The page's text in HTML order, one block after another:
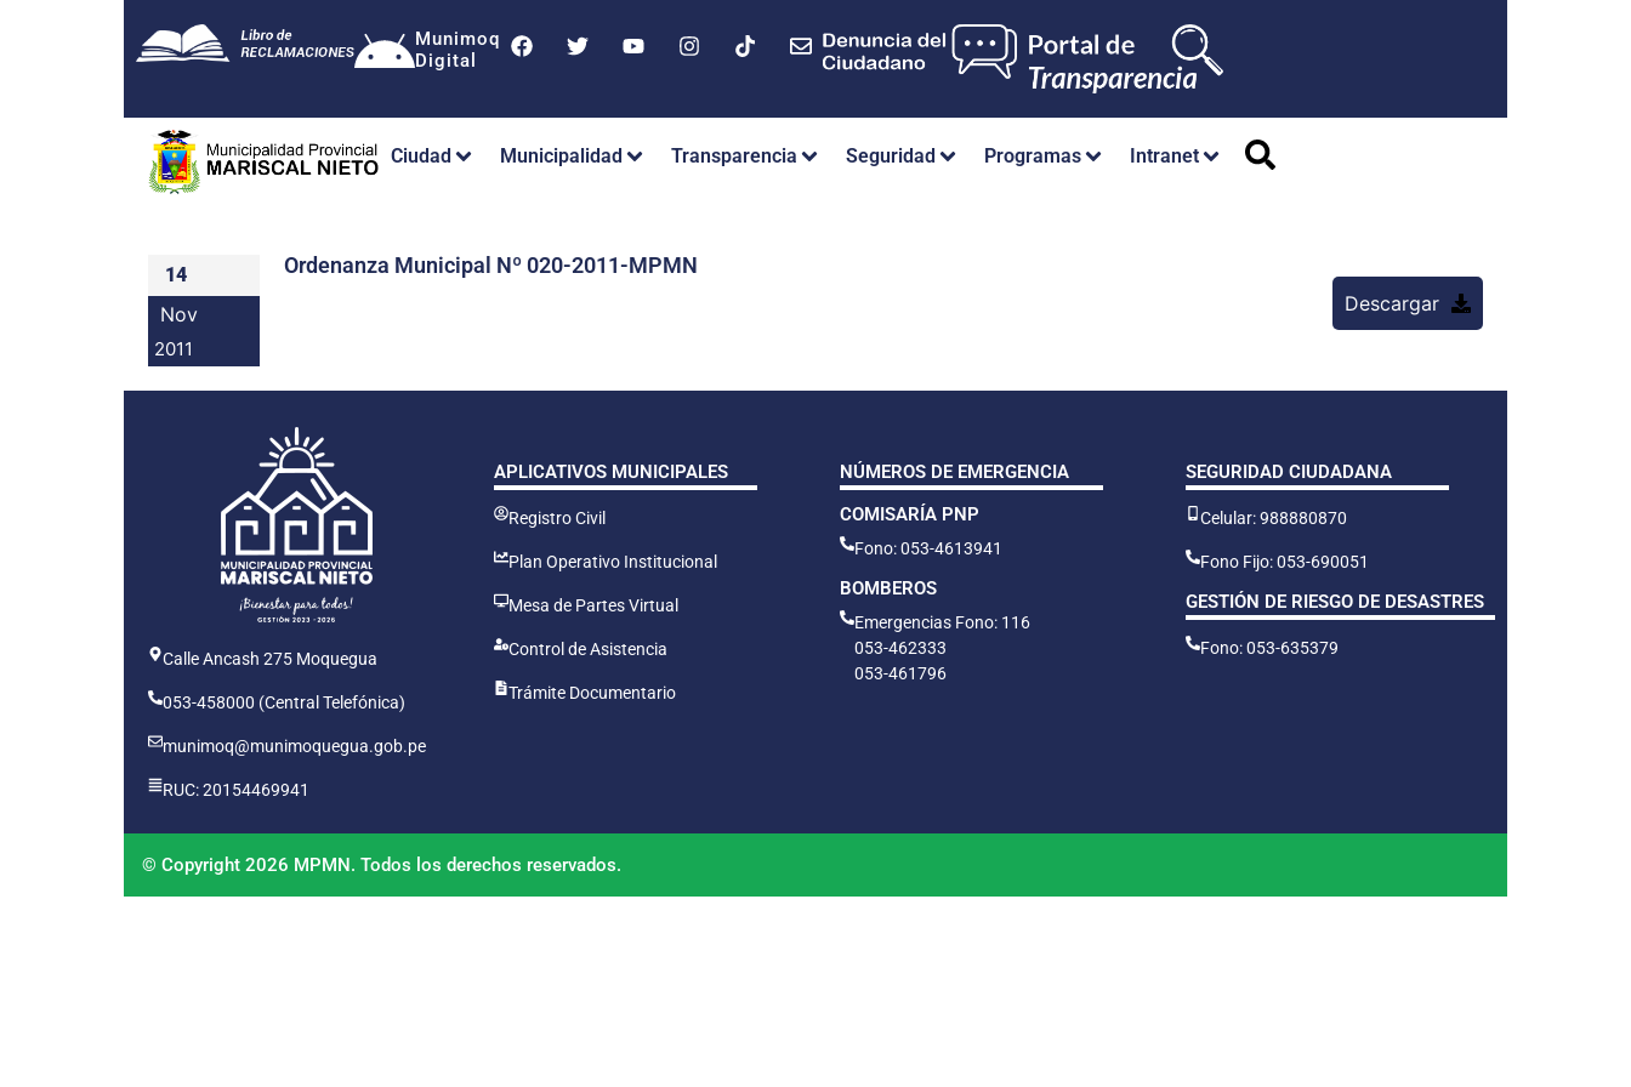
Munimoq
Digital
Ciudad Municipalidad Transparencia Seguridad Programas Intranet
14
Nov
2011
Ordenanza Municipal Nº 020-2011-MPMN
Descargar
Calle Ancash 275 Moquegua
053-458000 (Central Telefónica)
munimoq@munimoquegua.gob.pe
RUC: 20154469941
APLICATIVOS MUNICIPALES
Registro Civil
Plan Operativo Institucional
Mesa de Partes Virtual
Control de Asistencia
Trámite Documentario
NÚMEROS DE EMERGENCIA
COMISARÍA PNP
Fono: 053-4613941
BOMBEROS
Emergencias Fono: 116
053-462333
053-461796
SEGURIDAD CIUDADANA
Celular: 988880870
Fono Fijo: 053-690051
GESTIÓN DE RIESGO DE DESASTRES
Fono: 053-635379
© Copyright 2026 MPMN. Todos los derechos reservados.